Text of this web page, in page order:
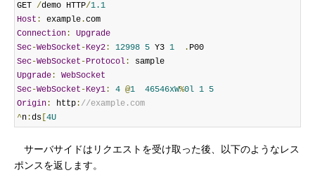
GET /demo HTTP/1.1
Host : example.
Connection:
Upgrade
Sec-WebSocket -Key2: 12998 5 Y3 1 .
Sec-WebSocket -Protocol:
Upgrade:
WebSocket
Sec-WebSocket -Key1: 4 @1 46546xW%0l 1 5
Origin: http: //example.com
^n:ds 4U
サーバサイドはリクエストを受け取った後、以下のようなレス
ポンスを返します。